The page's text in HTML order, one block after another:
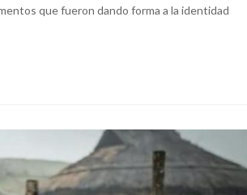
que fueron dando forma a la identidad